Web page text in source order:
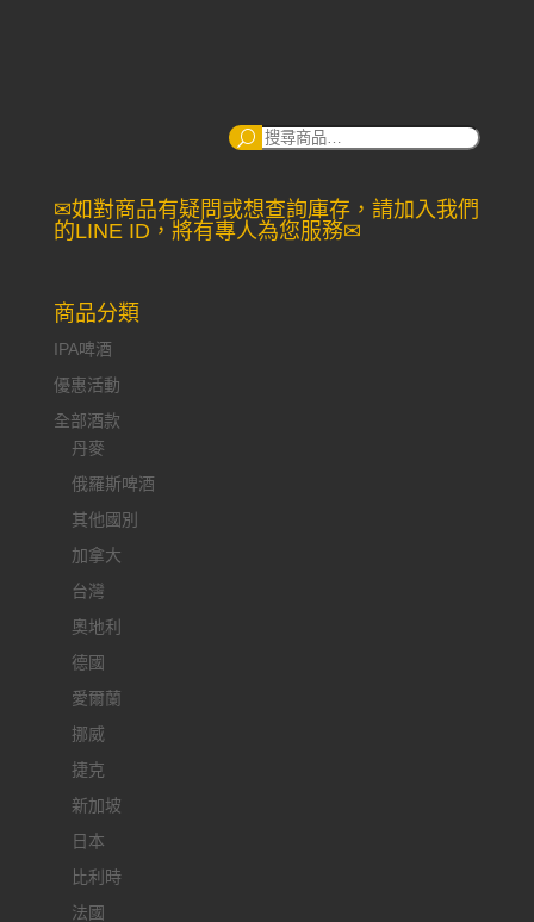
搜
✉如對商品有疑問或想查詢庫存，請加入我們
的LINE ID，將有專人為您服務✉
商品分類
IPA啤酒
優惠活動
全部酒款
丹麥
俄羅斯啤酒
其他國別
加拿大
台灣
奧地利
德國
愛爾蘭
挪威
捷克
新加坡
日本
比利時
法國